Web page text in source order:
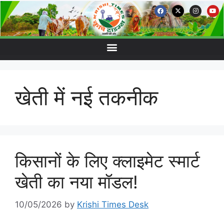
खेती में नई तकनीक
किसानों के लिए क्लाइमेट स्मार्ट
खेती का नया मॉडल!
10/05/2026 by Krishi Times Desk